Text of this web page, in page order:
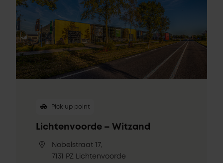
Pick-up point
Lichtenvoorde – Witzand
Nobelstraat 17,
7131 PZ Lichtenvoorde